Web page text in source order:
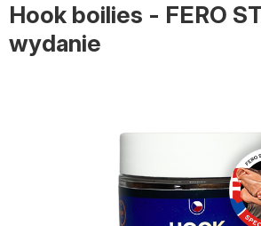
Hook boilies - FERO
wydanie